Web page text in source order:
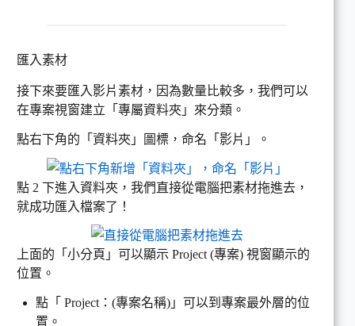
匯入素材
接下來要匯入影片素材，因為數量比較多，我們可以
在專案視窗建立「專屬資料夾」來分類。
點右下角的「資料夾」圖標，命名「影片」。
點 2 下進入資料夾，我們直接從電腦把素材拖進去，
就成功匯入檔案了！
上面的「小分頁」可以顯示 Project (專案) 視窗顯示的
位置。
點「 Project：(專案名稱)」可以到專案最外層的位
置。